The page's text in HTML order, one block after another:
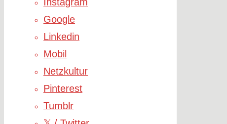
Google
Linkedin
Mobil
Netzkultur
Pinterest
Tumblr